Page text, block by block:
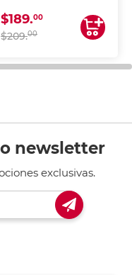
$189.00
$209.00
newsletter
exclusivas.